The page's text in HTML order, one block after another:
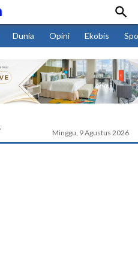

Dunia Opini Ekobis
Minggu, 9 Agustus 2026